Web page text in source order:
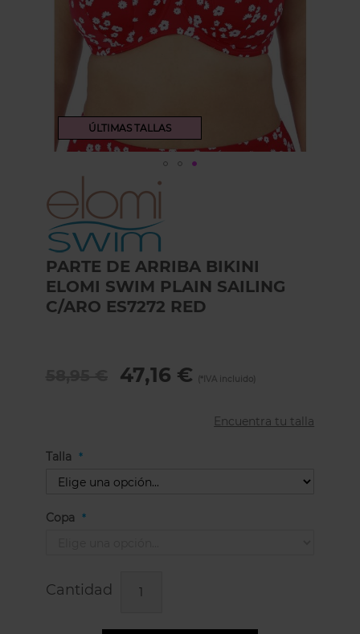
PARTE DE ARRIBA BIKINI
ELOMI SWIM PLAIN SAILING
C/ARO ES7272 RED
47,16 €
Encuentra tu talla
Talla
Copa
Cantidad
beginning
images
gallery
ÚLTIMAS TALLAS